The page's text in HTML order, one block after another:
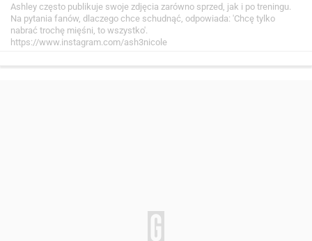
Ashley często publikuje swoje zdjęcia zarówno sprzed, jak i po treningu.
Na pytania fanów, dlaczego chce schudnąć, odpowiada: 'Chcę tylko
nabrać trochę mięśni, to wszystko'.
https://www.instagram.com/ash3nicole